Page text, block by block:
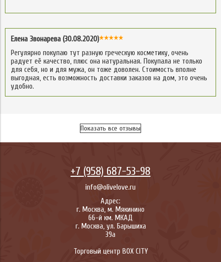
Елена Звонарева (30.08.2020)
Регулярно покупаю тут разную греческую косметику, очень
радует её качество, плюс она натуральная. Покупала не только
для себя, но и для мужа, он тоже доволен. Стоимость вполне
выгодная, есть возможность доставки заказов на дом, это очень
удобно.
Показать все отзывы
+7 (958) 687-53-98
info@olivelove.ru
Адрес:
г. Москва, м. Мякинино
66-й км. МКАД
г. Москва, ул. Барышиха
39а
Торговый центр BOX CITY